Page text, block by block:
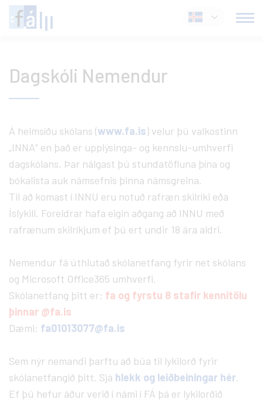
Fara
í
Íslenska
Dagskóli Nemendur
Á heimsíðu skólans (www.fa.is) velur þú valkostinn
„INNA“ en það er upplýsinga- og kennslu-umhverfi
dagskólans. Þar nálgast þú stundatöfluna þína og
bókalista auk námsefnis þinna námsgreina.
Til að komast í INNU eru notuð rafræn skilríki eða
Íslykill. Foreldrar hafa eigin aðgang að INNU með
rafrænum skilríkjum ef þú ert undir 18 ára aldri.
Nemendur fá úthlutað skólanetfang fyrir net skólans
og Microsoft Office365 umhverfi.
Skólanetfang þitt er: fa og fyrstu 8 stafir kennitölu
þinnar @fa.is
Dæmi: fa01013077@fa.is
Sem nýr nemandi þarftu að búa til lykilorð fyrir
skólanetfangið þitt. Sjá hlekk og leiðbeiningar hér.
Ef þú hefur áður verið í námi í FÁ þá er lykilorðið